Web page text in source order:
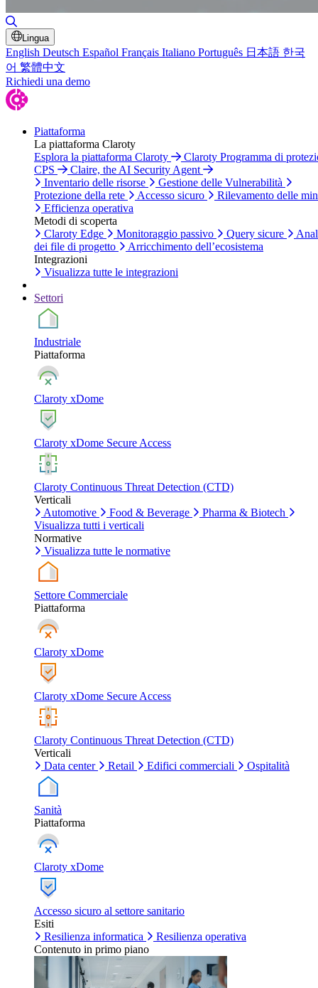
Lingua
English Deutsch Español Français Italiano Português 日本語 한국
어 繁體中文
Richiedi una demo
Piattaforma
La piattaforma Claroty
Esplora la piattaforma Claroty
Claroty Programma di
CPS
Claire, the AI Security Agent
Inventario delle risorse
Gestione delle Vulnerabilità
Protezione della rete
Accesso sicuro
Rilevamento delle
Efficienza operativa
Metodi di scoperta
Claroty Edge
Monitoraggio passivo Query sicure
dei file di progetto
Arricchimento dell’ecosistema
Integrazioni
Visualizza tutte le integrazioni
Settori
Industriale
Piattaforma
Claroty xDome
Claroty xDome Secure Access
Claroty Continuous Threat Detection (CTD)
Verticali
Automotive
Food & Beverage
Pharma & Biotech
Visualizza tutti i verticali
Normative
Visualizza tutte le normative
Settore Commerciale
Piattaforma
Claroty xDome
Claroty xDome Secure Access
Claroty Continuous Threat Detection (CTD)
Verticali
Data center
Retail Edifici commerciali Ospitalità
Sanità
Piattaforma
Claroty xDome
Accesso sicuro al settore sanitario
Esiti
Resilienza informatica
Resilienza operativa
Contenuto in primo piano